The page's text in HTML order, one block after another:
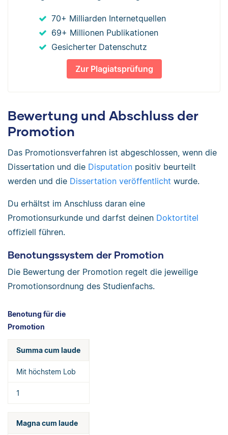
70+ Milliarden Internetquellen
69+ Millionen Publikationen
Gesicherter Datenschutz
Zur Plagiatsprüfung
Bewertung und Abschluss der
Promotion
Das Promotionsverfahren ist abgeschlossen, wenn die
Dissertation und die Disputation positiv beurteilt
werden und die Dissertation veröffentlicht wurde.
Du erhältst im Anschluss daran eine
Promotionsurkunde und darfst deinen Doktortitel
offiziell führen.
Benotungssystem der Promotion
Die Bewertung der Promotion regelt die jeweilige
Promotionsordnung des Studienfachs.
Benotung für die
Promotion
Summa cum laude
Mit höchstem Lob
1
Magna cum laude